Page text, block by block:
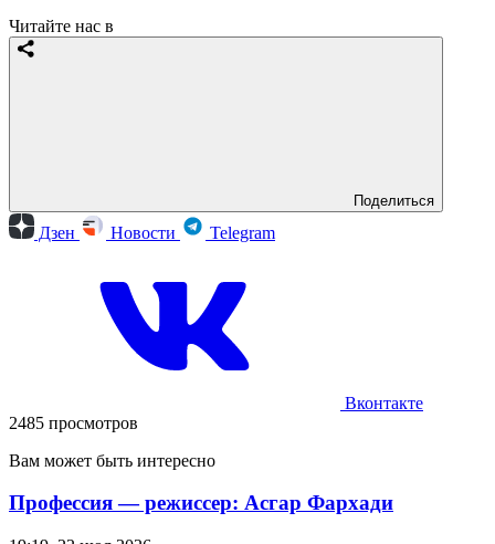
Читайте нас в
Поделиться
Дзен Новости Telegram
Вконтакте
2485 просмотров
Вам может быть интересно
Профессия — режиссер: Асгар Фархади